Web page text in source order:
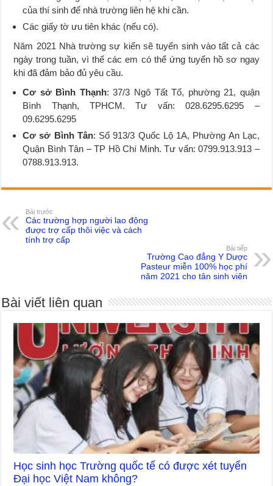
của thí sinh để nhà trường liên hệ khi cần.
Các giấy tờ ưu tiên khác (nếu có).
Năm 2021 Nhà trường sự kiến sẽ tuyển sinh vào tất cả các
ngày trong tuần, vì thế các em có thể ứng tuyển hồ sơ ngay
khi đã đảm bảo đủ yêu cầu.
Cơ sở Bình Thạnh: 37/3 Ngô Tất Tố, phường 21, quận
Bình Thạnh, TPHCM. Tư vấn: 028.6295.6295 –
09.6295.6295
Cơ sở Bình Tân: Số 913/3 Quốc Lộ 1A, Phường An Lạc,
Quận Bình Tân – TP Hồ Chí Minh. Tư vấn: 0799.913.913 –
0788.913.913.
Bài trước
Các trường hợp người lao động
được trợ cấp thôi việc và cách
tính trợ cấp
Bài tiếp
Trường Cao đẳng Y Dược
Pasteur miễn 100% học phí
năm 2021 cho tân sinh viên
Bài viết liên quan
Học sinh học Trường quốc tế có được xét tuyển
Đại học Việt Nam không?